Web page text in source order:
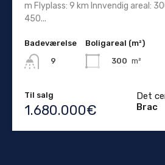
m Flyplass: 9 km Innvendig areal:
450...
Badeværelse
9
Boligareal (m²)
300 m²
Til salg
1.680.000€
Det
Brac